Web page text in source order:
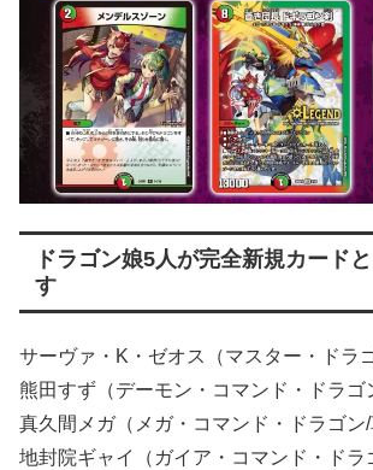
ドラゴン娘5人が完全新規カード
す
サーヴァ・K・ゼオス（マスター・ドラ
熊田すず（デーモン・コマンド・ドラゴ
真久間メガ（メガ・コマンド・ドラゴン/
地封院ギャイ（ガイア・コマンド・ドラ